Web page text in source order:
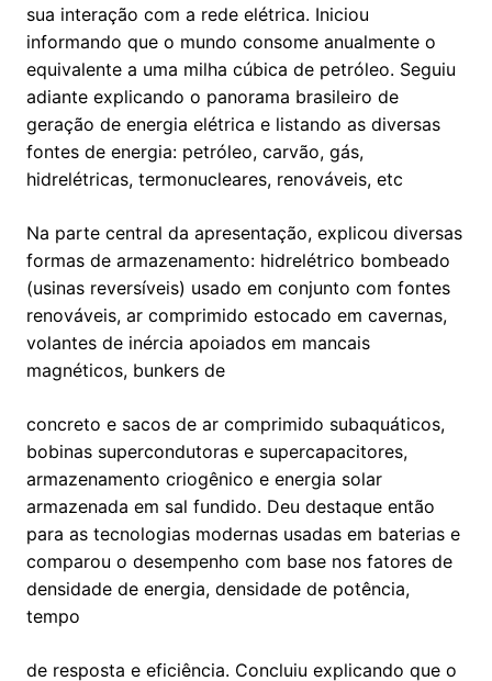
sua interação com a rede elétrica. Iniciou
informando que o mundo consome anualmente o
equivalente a uma milha cúbica de petróleo. Seguiu
adiante explicando o panorama brasileiro de
geração de energia elétrica e listando as diversas
fontes de energia: petróleo, carvão, gás,
hidrelétricas, termonucleares, renováveis, etc
Na parte central da apresentação, explicou diversas
formas de armazenamento: hidrelétrico bombeado
(usinas reversíveis) usado em conjunto com fontes
renováveis, ar comprimido estocado em cavernas,
volantes de inércia apoiados em mancais
magnéticos, bunkers de
concreto e sacos de ar comprimido subaquáticos,
bobinas supercondutoras e supercapacitores,
armazenamento criogênico e energia solar
armazenada em sal fundido. Deu destaque então
para as tecnologias modernas usadas em baterias e
comparou o desempenho com base nos fatores de
densidade de energia, densidade de potência,
tempo
de resposta e eficiência. Concluiu explicando que o